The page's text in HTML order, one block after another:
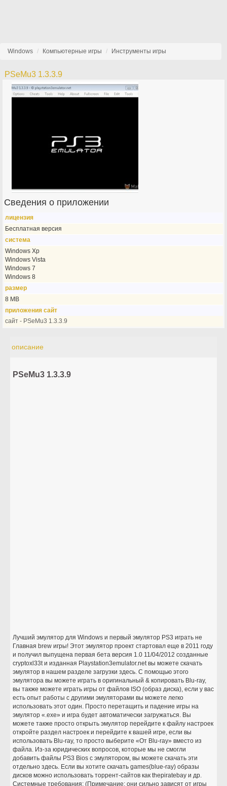
Windows Компьютерные игры Инструменты игры
PSeMu3 1.3.3.9
Сведения о приложении
лицензия
Бесплатная версия
система
Windows Xp
Windows Vista
Windows 7
Windows 8
размер
8 MB
приложения сайт
сайт - PSeMu3 1.3.3.9
описание
PSeMu3 1.3.3.9
Лучший эмулятор для Windows и первый эмулятор PS3 играть не
Главная brew игры! Этот эмулятор проект стартовал еще в 2011 году
и получил выпущена первая бета версия 1.0 11/04/2012 созданные
cryptoxl33t и изданная Playstation3emulator.net вы можете скачать
эмулятор в нашем разделе загрузки здесь. С помощью этого
эмулятора вы можете играть в оригинальный & копировать Blu-ray,
вы также можете играть игры от файлов ISO (образ диска), если у вас
есть опыт работы с другими эмуляторами вы можете легко
использовать этот один. Просто перетащить и падение игры на
эмулятор «.exe» и игра будет автоматически загружаться. Вы
можете также просто открыть эмулятор перейдите к файлу настроек
откройте раздел настроек и перейдите к вашей игре, если вы
использовать Blu-ray, то просто выберите «От Blu-ray» вместо из
файла. Из-за юридических вопросов, которые мы не смогли
добавить файлы PS3 Bios с эмулятором, вы можете скачать эти
отдельно здесь. Если вы хотите скачать games(blue-ray) образы
дисков можно использовать торрент-сайтов как thepiratebay и др.
Системные требования: (Примечание: они сильно зависят от игры